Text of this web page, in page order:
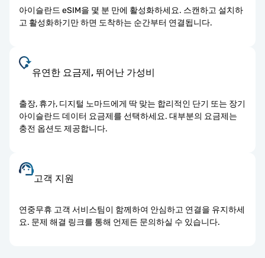
아이슬란드 eSIM을 몇 분 만에 활성화하세요. 스캔하고 설치하
고 활성화하기만 하면 도착하는 순간부터 연결됩니다.
유연한 요금제, 뛰어난 가성비
출장, 휴가, 디지털 노마드에게 딱 맞는 합리적인 단기 또는 장기
아이슬란드 데이터 요금제를 선택하세요. 대부분의 요금제는
충전 옵션도 제공합니다.
고객 지원
연중무휴 고객 서비스팀이 함께하여 안심하고 연결을 유지하세
요. 문제 해결 링크를 통해 언제든 문의하실 수 있습니다.